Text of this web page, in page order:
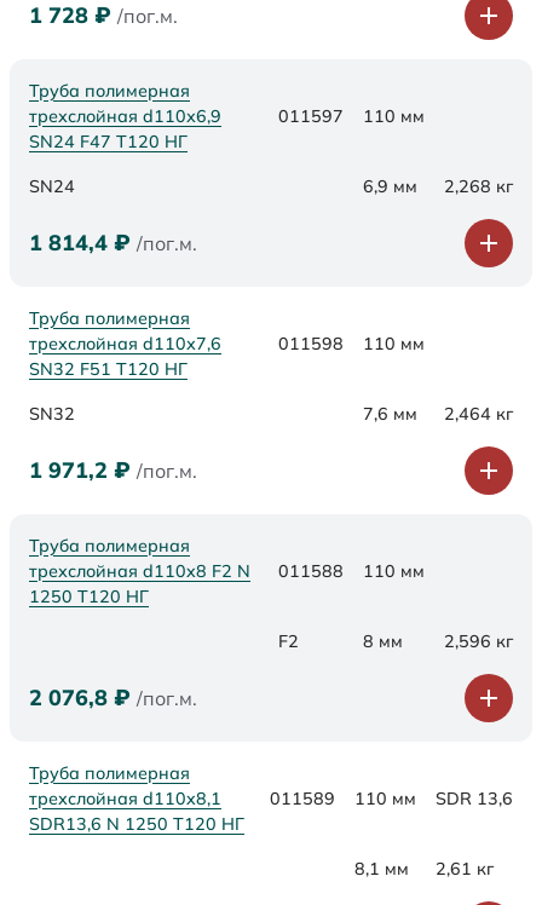
1 728 ₽ /пог.м.
Труба полимерная
трехслойная d110х6,9
SN24 F47 Т120 НГ
011597 110 мм
SN24 6,9 мм 2,268 кг
1 814,4 ₽ /пог.м.
Труба полимерная
трехслойная d110х7,6
SN32 F51 Т120 НГ
011598 110 мм
SN32 7,6 мм 2,464 кг
1 971,2 ₽ /пог.м.
Труба полимерная
трехслойная d110x8 F2 N
1250 Т120 НГ
011588 110 мм
F2 8 мм 2,596 кг
2 076,8 ₽ /пог.м.
Труба полимерная
трехслойная d110x8,1
SDR13,6 N 1250 Т120 НГ
011589 110 мм SDR 13,6
8,1 мм 2,61 кг